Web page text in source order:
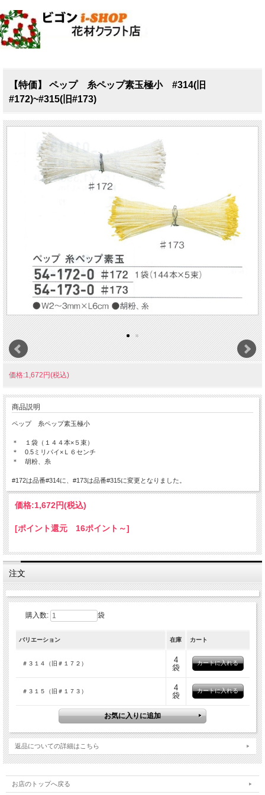
【特価】 ペップ 糸ペップ素玉極小 #314(旧
#172)~#315(旧#173)
価格:1,672円(税込)
商品説明
ペップ 糸ペップ素玉極小
＊ １袋（１４４本×５束）
＊ 0.5ミリパイ×Ｌ６センチ
＊ 胡粉、糸
#172は品番#314に、#173は品番#315に変更となりました。
価格:1,672円(税込)
[ポイント還元 16ポイント～]
注文
購入数: 袋
バリエーション 在庫 カート
＃３１４（旧＃１７２）
4
袋
＃３１５（旧＃１７３）
4
袋
返品についての詳細はこちら
お店のトップへ戻る